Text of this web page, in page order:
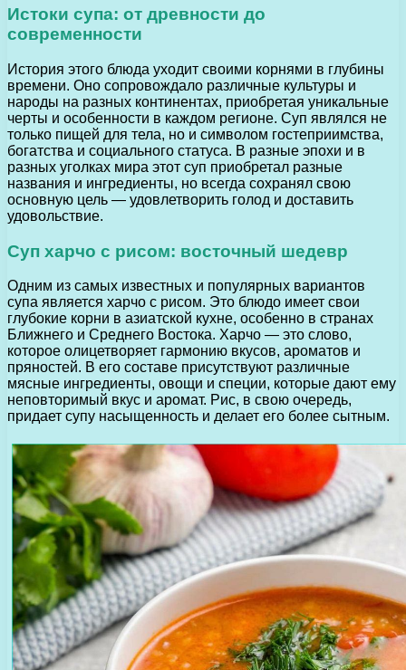
Истоки супа: от древности до
современности
История этого блюда уходит своими корнями в глубины
времени. Оно сопровождало различные культуры и
народы на разных континентах, приобретая уникальные
черты и особенности в каждом регионе. Суп являлся не
только пищей для тела, но и символом гостеприимства,
богатства и социального статуса. В разные эпохи и в
разных уголках мира этот суп приобретал разные
названия и ингредиенты, но всегда сохранял свою
основную цель — удовлетворить голод и доставить
удовольствие.
Суп харчо с рисом: восточный шедевр
Одним из самых известных и популярных вариантов
супа является харчо с рисом. Это блюдо имеет свои
глубокие корни в азиатской кухне, особенно в странах
Ближнего и Среднего Востока. Харчо — это слово,
которое олицетворяет гармонию вкусов, ароматов и
пряностей. В его составе присутствуют различные
мясные ингредиенты, овощи и специи, которые дают ему
неповторимый вкус и аромат. Рис, в свою очередь,
придает супу насыщенность и делает его более сытным.